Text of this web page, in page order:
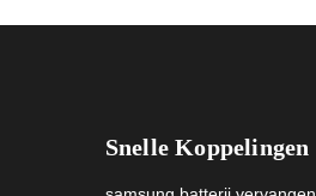
Snelle Koppelingen